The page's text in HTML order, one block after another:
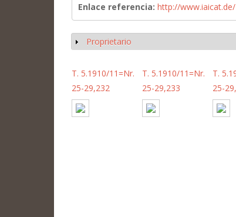
Enlace referencia: http://
Mostrar
Proprietario
T. 5.1910/11=Nr.
25-29,232
T. 5.1910/11=Nr.
25-29,233
T.
25-